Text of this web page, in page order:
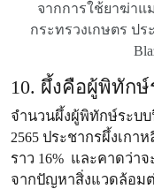
จากการใช้ยาฆ่าแ
กระทรวงเกษตร ป
10. ผึ้งคือผู้พิทัก
จำนวนผึ้งผู้พิทักษ์ระบบ
2565 ประชากรผึ้งเก
ราว 16% และคาดว่า
จากปัญหาสิ่งแวดล้อม